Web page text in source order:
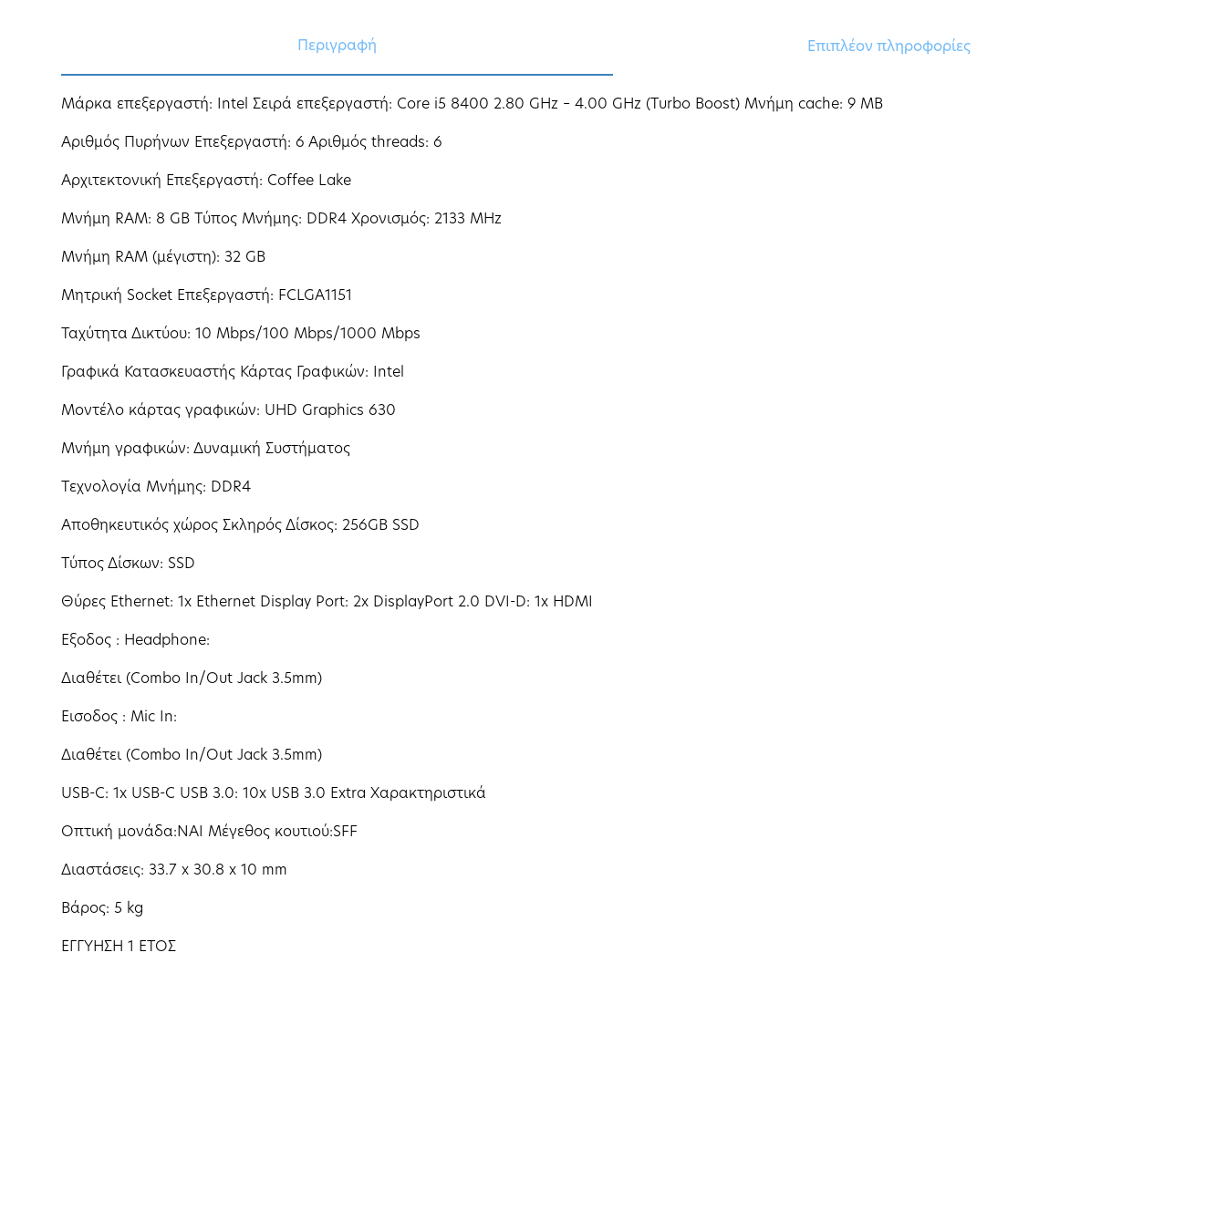
Περιγραφή Επιπλέον πληροφορίες
Μάρκα επεξεργαστή: Intel Σειρά επεξεργαστή: Core i5 8400 2.80 GHz – 4.00 GHz (Turbo Boost) Μνήμη cache: 9 MB
Αριθμός Πυρήνων Eπεξεργαστή: 6 Αριθμός threads: 6
Αρχιτεκτονική Επεξεργαστή: Coffee Lake
Μνήμη RAM: 8 GB Τύπος Μνήμης: DDR4 Χρονισμός: 2133 MHz
Μνήμη RAM (μέγιστη): 32 GB
Μητρική Socket Επεξεργαστή: FCLGA1151
Ταχύτητα Δικτύου: 10 Mbps/100 Mbps/1000 Mbps
Γραφικά Κατασκευαστής Κάρτας Γραφικών: Intel
Μοντέλο κάρτας γραφικών: UHD Graphics 630
Μνήμη γραφικών: Δυναμική Συστήματος
Τεχνολογία Μνήμης: DDR4
Αποθηκευτικός χώρος Σκληρός Δίσκος: 256GB SSD
Τύπος Δίσκων: SSD
Θύρες Ethernet: 1x Ethernet Display Port: 2x DisplayPort 2.0 DVI-D: 1x HDMI
Εξοδος : Headphone:
Διαθέτει (Combo In/Out Jack 3.5mm)
Εισοδος : Mic In:
Διαθέτει (Combo In/Out Jack 3.5mm)
USB-C: 1x USB-C USB 3.0: 10x USB 3.0 Extra Χαρακτηριστικά
Οπτική μονάδα:NAI Μέγεθος κουτιού:SFF
Διαστάσεις: 33.7 x 30.8 x 10 mm
Βάρος: 5 kg
EΓΓΥΗΣΗ 1 ΕΤΟΣ